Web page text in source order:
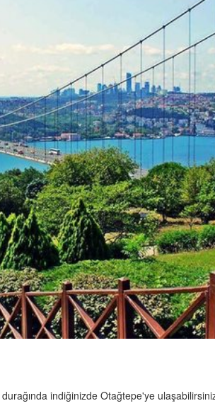
durağında indiğinizde Otağtepe'ye